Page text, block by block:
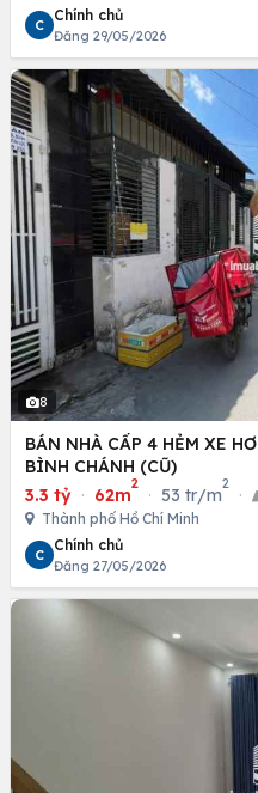
C
Chính chủ
Đăng 29/05/2026
8
BÁN NHÀ CẤP 4 HẺM XE
BÌNH CHÁNH (CŨ)
3.3 tỷ · 62m
2
· 53 tr/m
2
·
Thành phố Hồ Chí Minh
C
Chính chủ
Đăng 27/05/2026